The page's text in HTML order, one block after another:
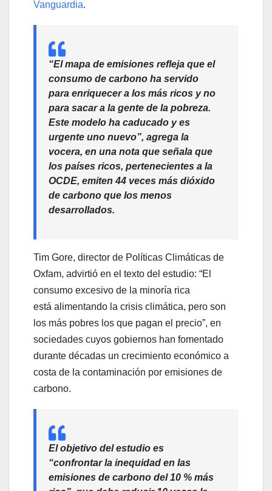
Vanguardia.
“El mapa de emisiones refleja que el
consumo de carbono ha servido
para enriquecer a los más ricos y no
para sacar a la gente de la pobreza.
Este modelo ha caducado y es
urgente uno nuevo”, agrega la
vocera, en una nota que señala que
los países ricos, pertenecientes a la
OCDE, emiten 44 veces más dióxido
de carbono que los menos
desarrollados.
Tim Gore, director de Políticas Climáticas de
Oxfam, advirtió en el texto del estudio: “El
consumo excesivo de la minoría rica
está alimentando la crisis climática, pero son
los más pobres los que pagan el precio”, en
sociedades cuyos gobiernos han fomentado
durante décadas un crecimiento económico a
costa de la contaminación por emisiones de
carbono.
El objetivo del estudio es
“confrontar la inequidad en las
emisiones de carbono del 10 % más